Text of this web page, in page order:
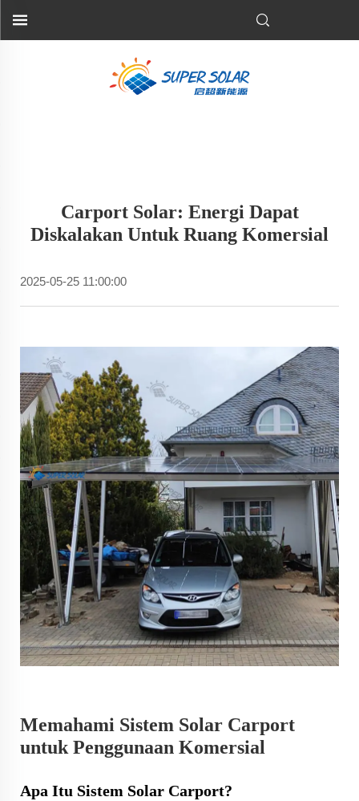
Carport Solar: Energi Dapat
Diskalakan Untuk Ruang Komersial
2025-05-25 11:00:00
Memahami Sistem Solar Carport
untuk Penggunaan Komersial
Apa Itu Sistem Solar Carport?